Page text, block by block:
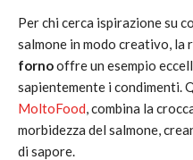
Per chi cerca ispirazione su
salmone in modo creativo, la
fornooffre un esempio
sapientemente i condimenti.
MoltoFood, combina la
morbidezza del salmone,
di sapore.